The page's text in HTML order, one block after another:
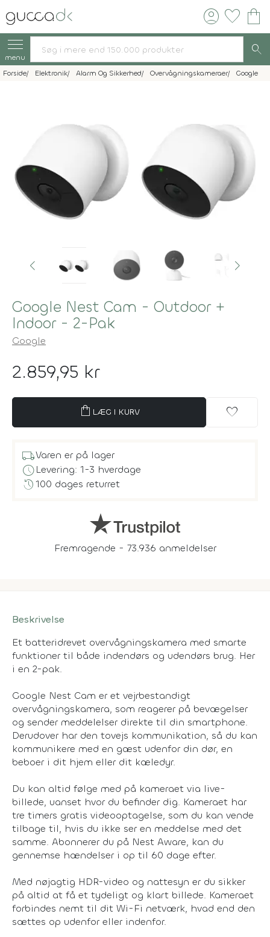
account_circle favorite shopping_bag
menu search
Forside Elektronik Alarm Og Sikkerhed Overvågningskameraer Google
Google Nest Cam - Outdoor +
Indoor - 2-Pak
Google
2.859,95 kr
shopping_bag LÆG I KURV favorite
local_shippingVaren er på lager
scheduleLevering: 1-3 hverdage
history100 dages returret
Fremragende - 73.936 anmeldelser
Beskrivelse
Et batteridrevet overvågningskamera med smarte
funktioner til både indendørs og udendørs brug. Her
i en 2-pak.
Google Nest Cam er et vejrbestandigt
overvågningskamera, som reagerer på bevægelser
og sender meddelelser direkte til din smartphone.
Derudover har den tovejs kommunikation, så du kan
kommunikere med en gæst udenfor din dør, en
beboer i dit hjem eller dit kæledyr.
Du kan altid følge med på kameraet via live-
billede, uanset hvor du befinder dig. Kameraet har
tre timers gratis videooptagelse, som du kan vende
tilbage til, hvis du ikke ser en meddelse med det
samme. Abonnerer du på Nest Aware, kan du
gennemse hændelser i op til 60 dage efter.
Med nøjagtig HDR-video og nattesyn er du sikker
på altid at få et tydeligt og klart billede. Kameraet
forbindes nemt til dit Wi-Fi netværk, hvad end den
sættes op udenfor eller indenfor.